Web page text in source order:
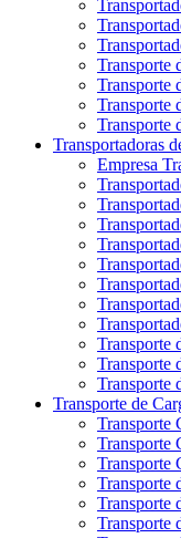
Transporte
Transporte
Transporte
Transporte
Transportadoras
Empresa
Transporte
Transporte
Transporte
Transporte de
Transporte
Transporte
Transporte
Transporte
Transporte
Transporte